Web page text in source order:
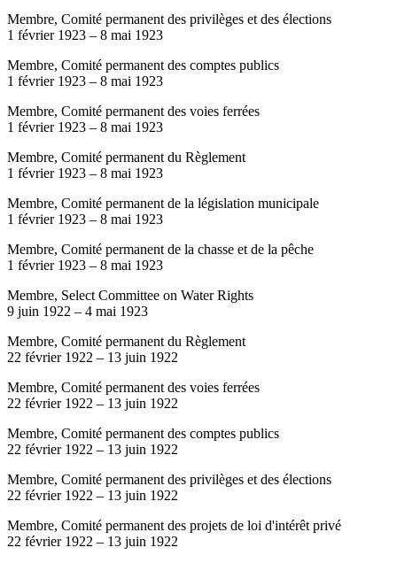
Membre, Comité permanent des privilèges et des élections
1 février 1923 – 8 mai 1923
Membre, Comité permanent des comptes publics
1 février 1923 – 8 mai 1923
Membre, Comité permanent des voies ferrées
1 février 1923 – 8 mai 1923
Membre, Comité permanent du Règlement
1 février 1923 – 8 mai 1923
Membre, Comité permanent de la législation municipale
1 février 1923 – 8 mai 1923
Membre, Comité permanent de la chasse et de la pêche
1 février 1923 – 8 mai 1923
Membre, Select Committee on Water Rights
9 juin 1922 – 4 mai 1923
Membre, Comité permanent du Règlement
22 février 1922 – 13 juin 1922
Membre, Comité permanent des voies ferrées
22 février 1922 – 13 juin 1922
Membre, Comité permanent des comptes publics
22 février 1922 – 13 juin 1922
Membre, Comité permanent des privilèges et des élections
22 février 1922 – 13 juin 1922
Membre, Comité permanent des projets de loi d'intérêt privé
22 février 1922 – 13 juin 1922